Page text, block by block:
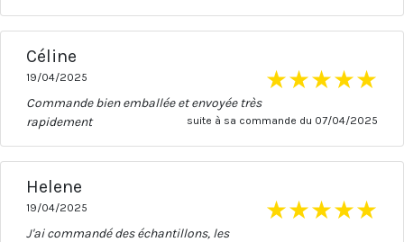
Céline
19/04/2025 ★★★★★
Commande bien emballée et envoyée très
rapidement
suite à sa commande du 07/04/2025
Helene
19/04/2025 ★★★★★
J'ai commandé des échantillons, les